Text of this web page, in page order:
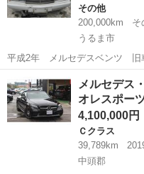
その他
200,000km
そ
うるま市
平成2年 メルセデスベンツ 旧
ベンツです 現車確認後決めてもらって
ります レッカー車に乗せるの
うるま市 その他
メルセデス
オレスポー
4,100,000円
Ｃクラス
39,789km
中頭郡